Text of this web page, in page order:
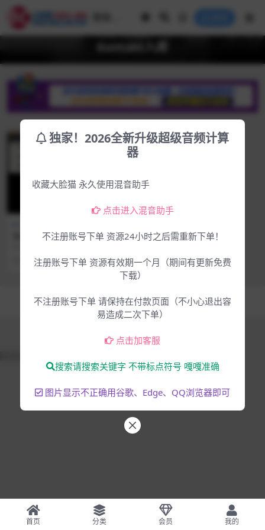
Kontakt入库工具 3.0免安装
4年前 708 0
Copyright © 2025 大脸猫-为音乐人服务- All rights reserved
混音编曲音乐制作
首页 分类 会员 我的
独家！2026全新升级超级音频计算
器
收藏大脸猫 永久使用混音助手
点击进入混音助手
不注册账号下单 资源24小时之后需重新下单！
注册账号下单 资源有效期一个月（期间有更新免费
下载）
不注册账号下单 请保持在付款页面（不小心退出容
易造成二次下单）
点击加客服
搜索请搜索关键字 不带标点符号 嘎嘎准确
图片显示不正确用谷歌、Edge、QQ浏览器即可